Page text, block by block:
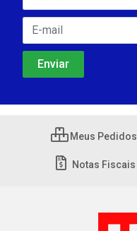
Meus Pedidos
Notas Fiscais